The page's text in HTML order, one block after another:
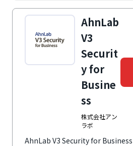
AhnLab
V3
Securit
y for
Busine
ss
株式会社アン
ラボ
AhnLab V3 Security for